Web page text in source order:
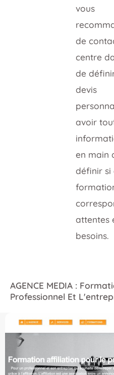
vous
de
centre
de
devis
avoir
en main
définir si
attentes
besoins.
AGENCE MEDIA :
Professionnel Et